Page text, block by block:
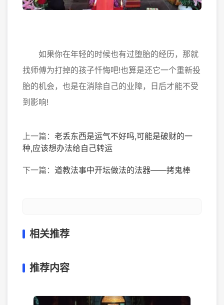
如果你在年轻的时候也有过堕胎的经历，那就
找师傅为打掉的孩子忏悔吧!也算是还它一个重新投
胎的机会，也是在消除自己的业障，日后才能不受
到影响!
上一篇： 老丢东西是运气不好吗,可能是破财的一
种,应该想办法给自己转运
下一篇： 道教法事中开坛做法的法器——拷鬼棒
相关推荐
推荐内容